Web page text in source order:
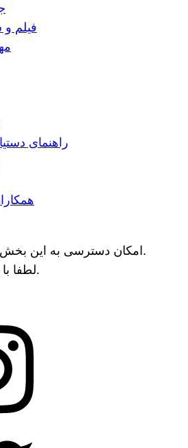
فیلم و
راهنمای
امکان دسترسی به این بخش برای شما فعال نیست.
لطفا با رصدخونه تماس بگیرید.